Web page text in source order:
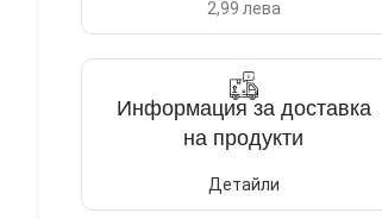
2,99 лева
Информация за доставка
на продукти
Детайли